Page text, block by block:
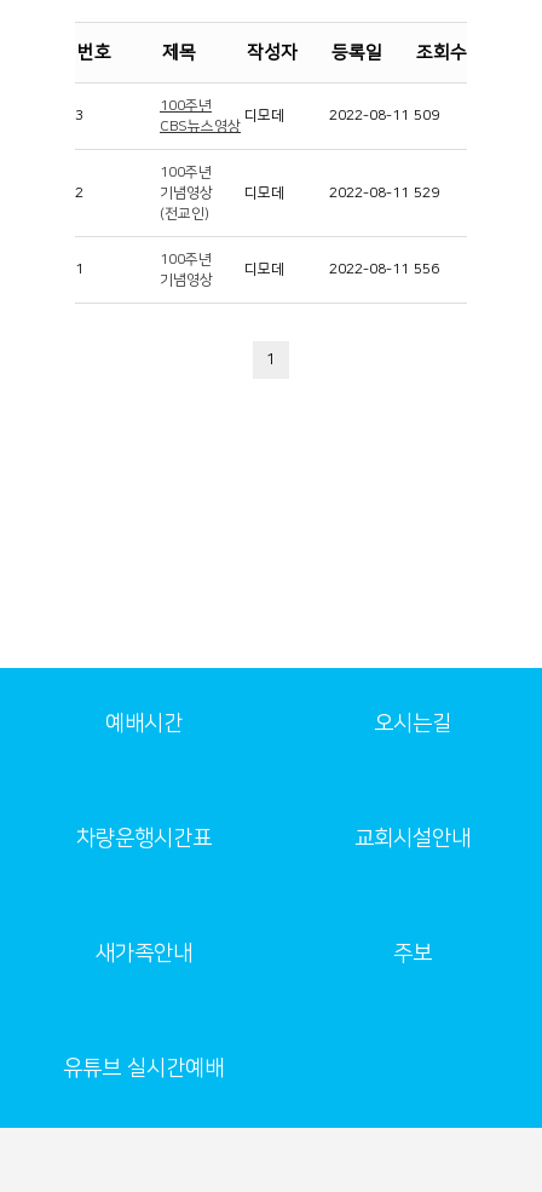
번호 제목 작성자 등록일 조회수
3
100주년
CBS뉴스영상
디모데 2022-08-11 509
2
100주년
기념영상
(전교인)
디모데 2022-08-11 529
1
100주년
기념영상
디모데 2022-08-11 556
1
예배시간 오시는길
차량운행시간표 교회시설안내
새가족안내 주보
유튜브 실시간예배